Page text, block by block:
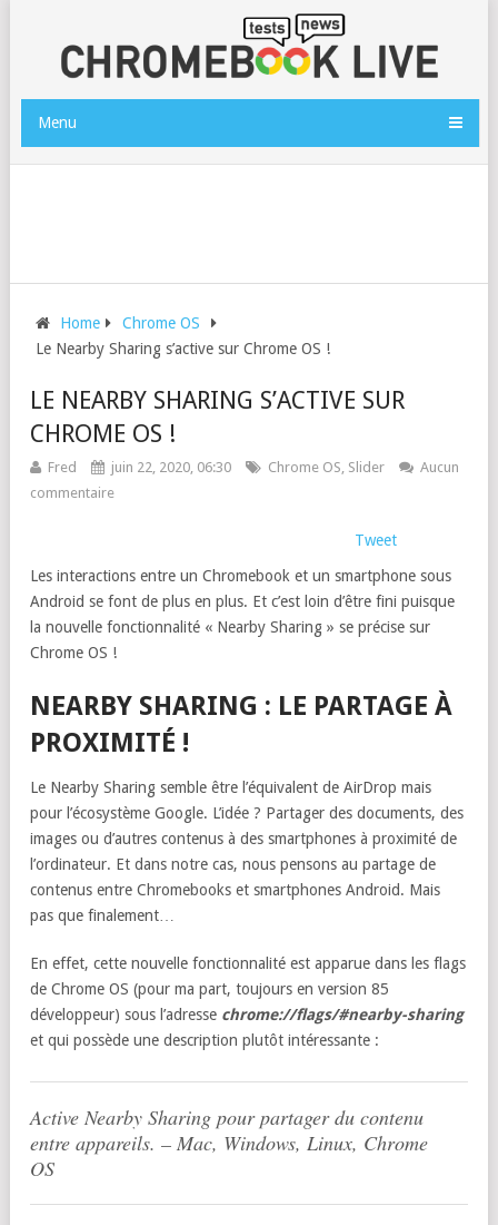
Menu
Home
Chrome OS
Le Nearby Sharing s’active sur Chrome OS !
LE NEARBY SHARING S’ACTIVE SUR
CHROME OS !
Fred juin 22, 2020, 06:30 Chrome OS, Slider
Aucun
commentaire
Tweet
Les interactions entre un Chromebook et un smartphone sous
Android se font de plus en plus. Et c’est loin d’être fini puisque
la nouvelle fonctionnalité « Nearby Sharing » se précise sur
Chrome OS !
NEARBY SHARING : LE PARTAGE À
PROXIMITÉ !
Le Nearby Sharing semble être l’équivalent de AirDrop mais
pour l’écosystème Google. L’idée ? Partager des documents, des
images ou d’autres contenus à des smartphones à proximité de
l’ordinateur. Et dans notre cas, nous pensons au partage de
contenus entre Chromebooks et smartphones Android. Mais
pas que finalement…
En effet, cette nouvelle fonctionnalité est apparue dans les flags
de Chrome OS (pour ma part, toujours en version 85
développeur) sous l’adresse chrome://flags/#nearby-sharing
et qui possède une description plutôt intéressante :
Active Nearby Sharing pour partager du contenu
entre appareils. – Mac, Windows, Linux, Chrome
OS